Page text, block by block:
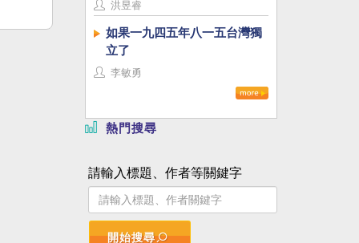
洪昱睿
如果一九四五年八一五台灣獨
立了
李敏勇
熱門搜尋
請輸入標題、作者等關鍵字
開始搜尋